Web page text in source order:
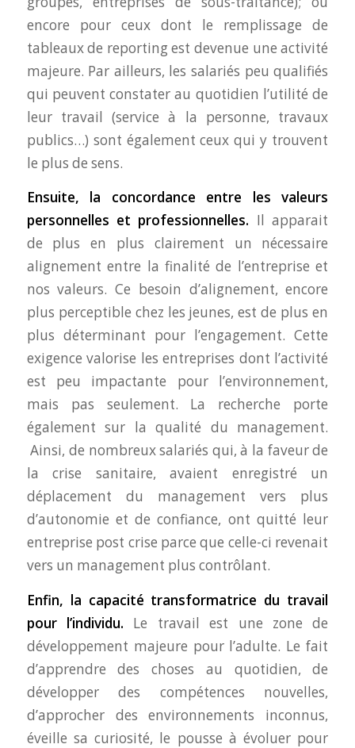
encore pour ceux dont le remplissage de
tableaux de reporting est devenue une activité
majeure. Par ailleurs, les salariés peu qualifiés
qui peuvent constater au quotidien l’utilité de
leur travail (service à la personne, travaux
publics…) sont également ceux qui y trouvent
le plus de sens.
Ensuite, la concordance entre les valeurs
personnelles et professionnelles. Il apparait
de plus en plus clairement un nécessaire
alignement entre la finalité de l’entreprise et
nos valeurs. Ce besoin d’alignement, encore
plus perceptible chez les jeunes, est de plus en
plus déterminant pour l’engagement. Cette
exigence valorise les entreprises dont l’activité
est peu impactante pour l’environnement,
mais pas seulement. La recherche porte
également sur la qualité du management.
Ainsi, de nombreux salariés qui, à la faveur de
la crise sanitaire, avaient enregistré un
déplacement du management vers plus
d’autonomie et de confiance, ont quitté leur
entreprise post crise parce que celle-ci revenait
vers un management plus contrôlant.
Enfin, la capacité transformatrice du travail
pour l’individu. Le travail est une zone de
développement majeure pour l’adulte. Le fait
d’apprendre des choses au quotidien, de
développer des compétences nouvelles,
d’approcher des environnements inconnus,
éveille sa curiosité, le pousse à évoluer pour